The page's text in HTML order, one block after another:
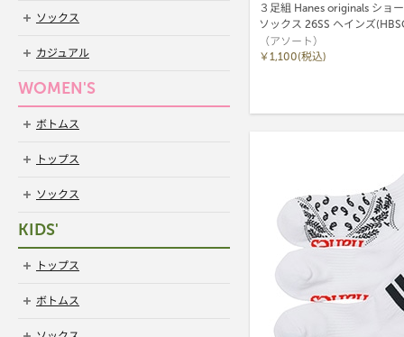
３足組 Hanes originals ショ
ソックス 26SS ヘインズ
（アソート）
￥1,100(税込)
ソックス
カジュアル
WOMEN'S
ボトムス
トップス
ソックス
KIDS'
トップス
ボトムス